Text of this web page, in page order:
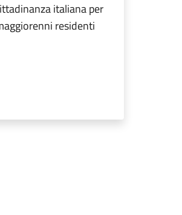
italiana per
residenti